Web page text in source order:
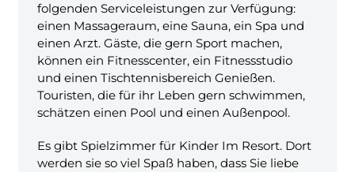
folgenden Serviceleistungen zur Verfügung:
einen Massageraum, eine Sauna, ein Spa und
einen Arzt. Gäste, die gern Sport machen,
können ein Fitnesscenter, ein Fitnessstudio
und einen Tischtennisbereich Genießen.
Touristen, die für ihr Leben gern schwimmen,
schätzen einen Pool und einen Außenpool.
Es gibt Spielzimmer für Kinder Im Resort. Dort
werden sie so viel Spaß haben, dass Sie liebe